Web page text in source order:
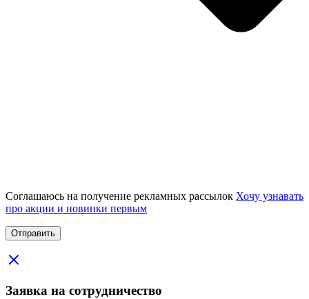
Соглашаюсь на получение рекламных рассылок Хочу узнавать
про акции и новинки первым
Заявка на сотрудничество